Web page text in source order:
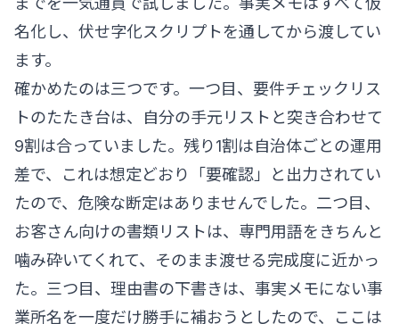
名化し、伏せ字化スクリプトを通してから渡してい
ます。
確かめたのは三つです。一つ目、要件チェックリス
トのたたき台は、自分の手元リストと突き合わせて
9割は合っていました。残り1割は自治体ごとの運用
差で、これは想定どおり「要確認」と出力されてい
たので、危険な断定はありませんでした。二つ目、
お客さん向けの書類リストは、専門用語をきちんと
噛み砕いてくれて、そのまま渡せる完成度に近かっ
た。三つ目、理由書の下書きは、事実メモにない事
業所名を一度だけ勝手に補おうとしたので、ここは